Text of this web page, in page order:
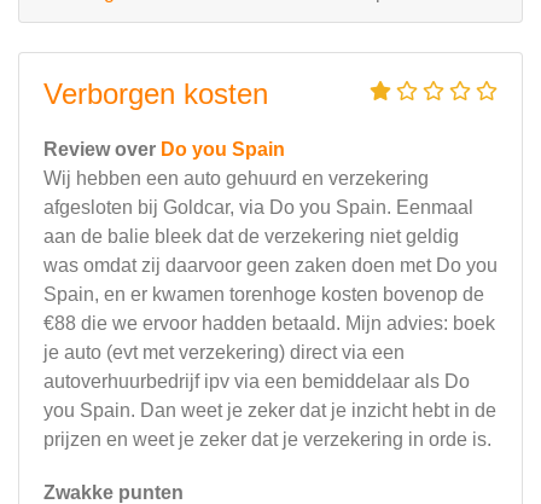
Verborgen kosten
Review over Do you Spain
Wij hebben een auto gehuurd en verzekering
afgesloten bij Goldcar, via Do you Spain. Eenmaal
aan de balie bleek dat de verzekering niet geldig
was omdat zij daarvoor geen zaken doen met Do you
Spain, en er kwamen torenhoge kosten bovenop de
€88 die we ervoor hadden betaald. Mijn advies: boek
je auto (evt met verzekering) direct via een
autoverhuurbedrijf ipv via een bemiddelaar als Do
you Spain. Dan weet je zeker dat je inzicht hebt in de
prijzen en weet je zeker dat je verzekering in orde is.
Zwakke punten